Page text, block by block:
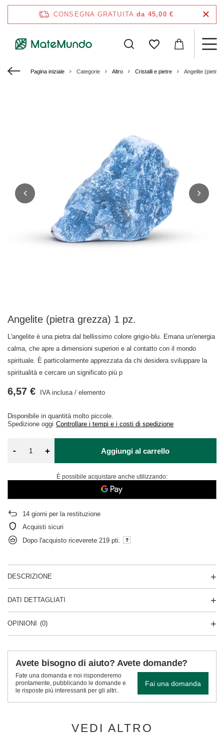
CONSEGNA GRATUITA da 45,00 €
Pagina iniziale Categorie Altro Cristalli e pietre Angelite (pietra
Angelite (pietra grezza) 1 pz.
L'angelite è una pietra dal bellissimo colore grigio-blu. Emana un'energia
calma, che apre a dimensioni superiori e al contatto con il mondo
spirituale. È particolarmente apprezzata da chi desidera sviluppare la
spiritualità e cercare un significato più p
Disponibile in quantità molto piccole
Spedizione oggi Controllare i tempi e i costi di spedizione
6,57 € IVA inclusa/ elemento
- + Aggiungi al carrello
È possibile acquistare anche utilizzando:
14 giorni per la restituzione
Acquisti sicuri
Dopo l'acquisto riceverete 219 pti.
DESCRIZIONE
DATI DETTAGLIATI
OPINIONI (0)
Avete bisogno di aiuto? Avete domande?
Fate una domanda e noi risponderemo
prontamente, pubblicando le domande e
le risposte più interessanti per gli altri..
Fai una domanda
VEDI ALTRO